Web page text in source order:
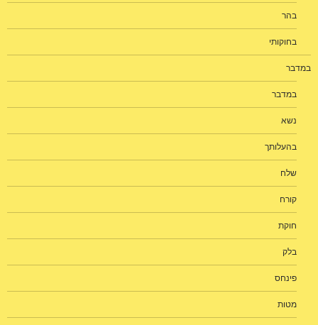
בהר
בחוקותי
במדבר
במדבר
נשא
בהעלותך
שלח
קורח
חוקת
בלק
פינחס
מטות